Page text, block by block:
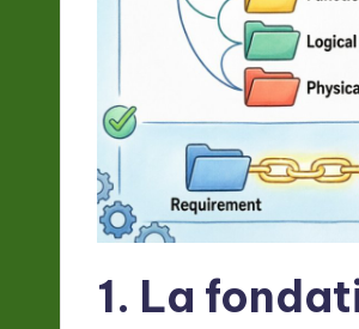
in
A
1. La